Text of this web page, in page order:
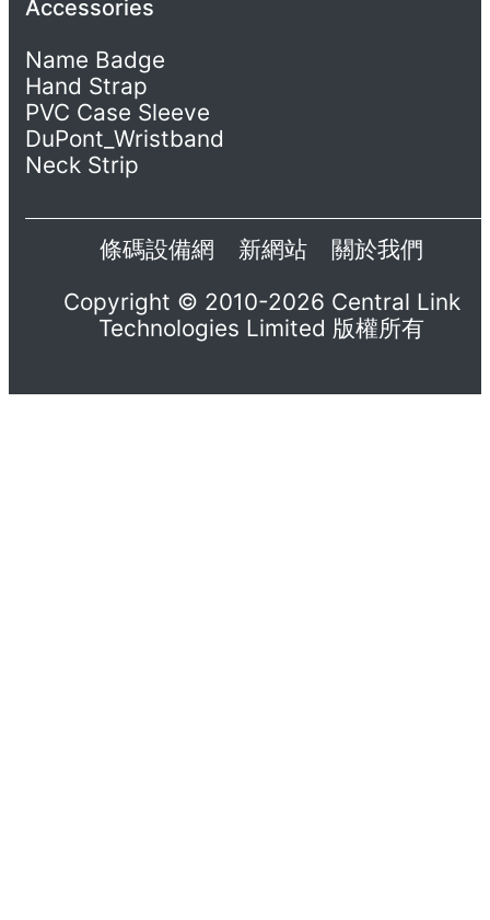
Accessories
Name Badge
Hand Strap
PVC Case Sleeve
DuPont_Wristband
Neck Strip
條碼設備網 新網站
關於我們
Copyright © 2010-2026 Central Link
Technologies Limited 版權所有